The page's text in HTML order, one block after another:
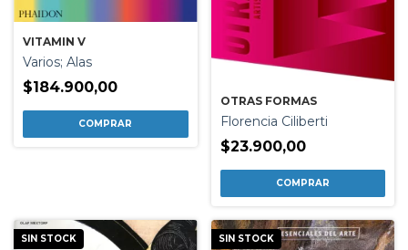
VITAMIN V
Varios; Alas
$184.900,00
OTRAS FORMAS
Florencia Ciliberti
$23.900,00
SIN STOCK SIN STOCK